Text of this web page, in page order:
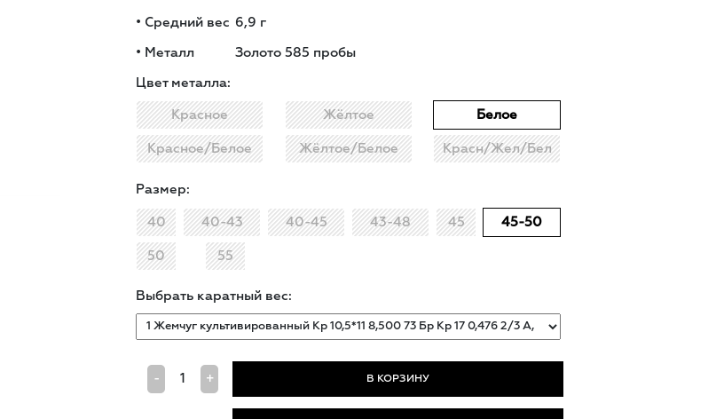
• Средний вес 6,9 г
• Металл Золото 585 пробы
Цвет металла:
Красное Жёлтое Белое
Красное/Белое Жёлтое/Белое Красн/Жел/Бел
Размер:
40 40-43 40-45 43-48 45 45-50
50 55
Выбрать каратный вес:
- +